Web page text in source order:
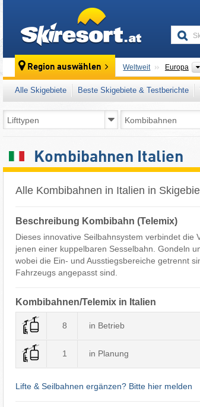
Region auswählen Weltweit Europa
Alle Skigebiete Beste Skigebiete & Testberichte
Kombibahnen Italien
Alle Kombibahnen in Italien in
Beschreibung Kombibahn (Telemix)
Dieses innovative Seilbahnsystem verbindet die
jenen einer kuppelbaren Sesselbahn. Gondeln
wobei die Ein- und Ausstiegsbereiche getrennt
Fahrzeugs angepasst sind.
Kombibahnen/Telemix in Italien
8 in Betrieb
1 in Planung
Lifte & Seilbahnen ergänzen? Bitte hier melden